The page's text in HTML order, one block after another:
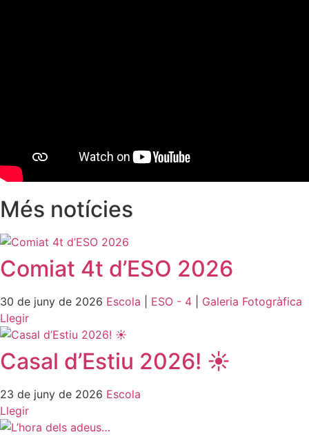
Més notícies
Comiat 4t d’ESO 2026
30 de juny de 2026 Escola ESO - 4
Galeria Fotogràfica
Llegir
Casal d’Estiu 2026! ☀️
23 de juny de 2026 Escola
Llegir